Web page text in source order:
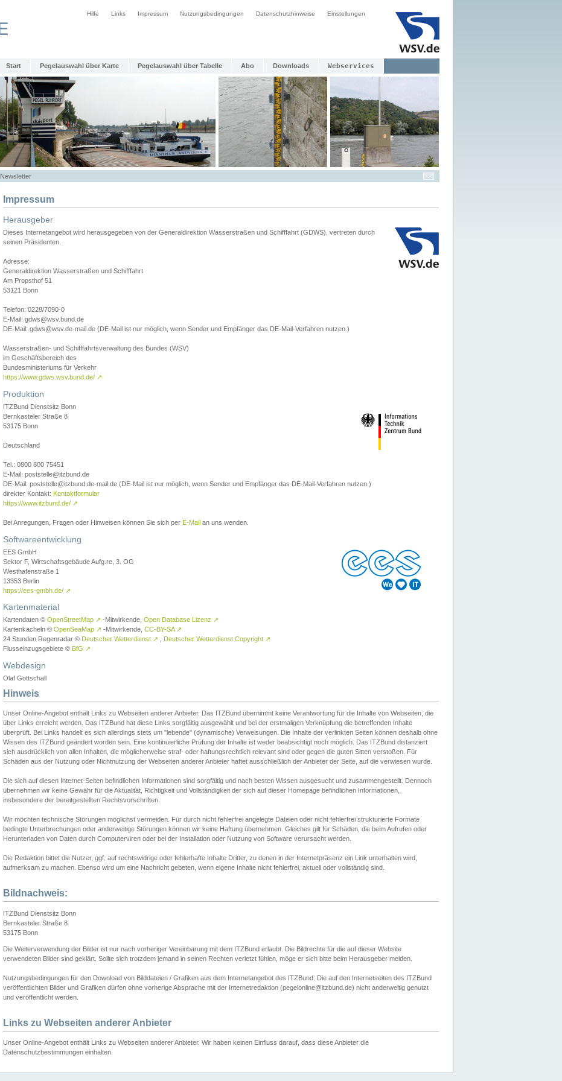
Hilfe Links Impressum Nutzungsbedingungen Datenschutzhinweise Einstellungen
Start Pegelauswahl über Karte Pegelauswahl über Tabelle Abo Downloads Webservices
Newsletter
Impressum
Herausgeber
Dieses Internetangebot wird herausgegeben von der Generaldirektion Wasserstraßen und Schifffahrt (GDWS), vertreten durch
seinen Präsidenten.
Adresse:
Generaldirektion Wasserstraßen und Schifffahrt
Am Propsthof 51
53121 Bonn
Telefon: 0228/7090-0
E-Mail: gdws@wsv.bund.de
DE-Mail: gdws@wsv.de-mail.de (DE-Mail ist nur möglich, wenn Sender und Empfänger das DE-Mail-Verfahren nutzen.)
Wasserstraßen- und Schifffahrtsverwaltung des Bundes (WSV)
im Geschäftsbereich des
Bundesministeriums für Verkehr
https://www.gdws.wsv.bund.de/ ↗
Produktion
ITZBund Dienstsitz Bonn
Bernkasteler Straße 8
53175 Bonn
Deutschland
Tel.: 0800 800 75451
E-Mail: poststelle@itzbund.de
DE-Mail: poststelle@itzbund.de-mail.de (DE-Mail ist nur möglich, wenn Sender und Empfänger das DE-Mail-Verfahren nutzen.)
direkter Kontakt: Kontaktformular
https://www.itzbund.de/ ↗
Bei Anregungen, Fragen oder Hinweisen können Sie sich per E-Mail an uns wenden.
Softwareentwicklung
EES GmbH
Sektor F, Wirtschaftsgebäude Aufg.re, 3. OG
Westhafenstraße 1
13353 Berlin
https://ees-gmbh.de/ ↗
Kartenmaterial
Kartendaten © OpenStreetMap ↗ -Mitwirkende, Open Database Lizenz ↗
Kartenkacheln © OpenSeaMap ↗ -Mitwirkende, CC-BY-SA ↗
24 Stunden Regenradar © Deutscher Wetterdienst ↗ Deutscher Wetterdienst Copyright ↗
Flusseinzugsgebiete © BfG ↗
Webdesign
Olaf Gottschall
Hinweis
Unser Online-Angebot enthält Links zu Webseiten anderer Anbieter. Das ITZBund übernimmt keine Verantwortung für die Inhalte von Webseiten, die
über Links erreicht werden. Das ITZBund hat diese Links sorgfältig ausgewählt und bei der erstmaligen Verknüpfung die betreffenden Inhalte
überprüft. Bei Links handelt es sich allerdings stets um "lebende" (dynamische) Verweisungen. Die Inhalte der verlinkten Seiten können deshalb ohne
Wissen des ITZBund geändert worden sein. Eine kontinuierliche Prüfung der Inhalte ist weder beabsichtigt noch möglich. Das ITZBund distanziert
sich ausdrücklich von allen Inhalten, die möglicherweise straf- oder haftungsrechtlich relevant sind oder gegen die guten Sitten verstoßen. Für
Schäden aus der Nutzung oder Nichtnutzung der Webseiten anderer Anbieter haftet ausschließlich der Anbieter der Seite, auf die verwiesen wurde.
Die sich auf diesen Internet-Seiten befindlichen Informationen sind sorgfältig und nach besten Wissen ausgesucht und zusammengestellt. Dennoch
übernehmen wir keine Gewähr für die Aktualität, Richtigkeit und Vollständigkeit der sich auf dieser Homepage befindlichen Informationen,
insbesondere der bereitgestellten Rechtsvorschriften.
Wir möchten technische Störungen möglichst vermeiden. Für durch nicht fehlerfrei angelegte Dateien oder nicht fehlerfrei strukturierte Formate
bedingte Unterbrechungen oder anderweitige Störungen können wir keine Haftung übernehmen. Gleiches gilt für Schäden, die beim Aufrufen oder
Herunterladen von Daten durch Computerviren oder bei der Installation oder Nutzung von Software verursacht werden.
Die Redaktion bittet die Nutzer, ggf. auf rechtswidrige oder fehlerhafte Inhalte Dritter, zu denen in der Internetpräsenz ein Link unterhalten wird,
aufmerksam zu machen. Ebenso wird um eine Nachricht gebeten, wenn eigene Inhalte nicht fehlerfrei, aktuell oder vollständig sind.
Bildnachweis:
ITZBund Dienstsitz Bonn
Bernkasteler Straße 8
53175 Bonn
Die Weiterverwendung der Bilder ist nur nach vorheriger Vereinbarung mit dem ITZBund erlaubt. Die Bildrechte für die auf dieser Website
verwendeten Bilder sind geklärt. Sollte sich trotzdem jemand in seinen Rechten verletzt fühlen, möge er sich bitte beim Herausgeber melden.
Nutzungsbedingungen für den Download von Bilddateien / Grafiken aus dem Internetangebot des ITZBund: Die auf den Internetseiten des ITZBund
veröffentlichten Bilder und Grafiken dürfen ohne vorherige Absprache mit der Internetredaktion (pegelonline@itzbund.de) nicht anderweitig genutzt
und veröffentlicht werden.
Links zu Webseiten anderer Anbieter
Unser Online-Angebot enthält Links zu Webseiten anderer Anbieter. Wir haben keinen Einfluss darauf, dass diese Anbieter die
Datenschutzbestimmungen einhalten.